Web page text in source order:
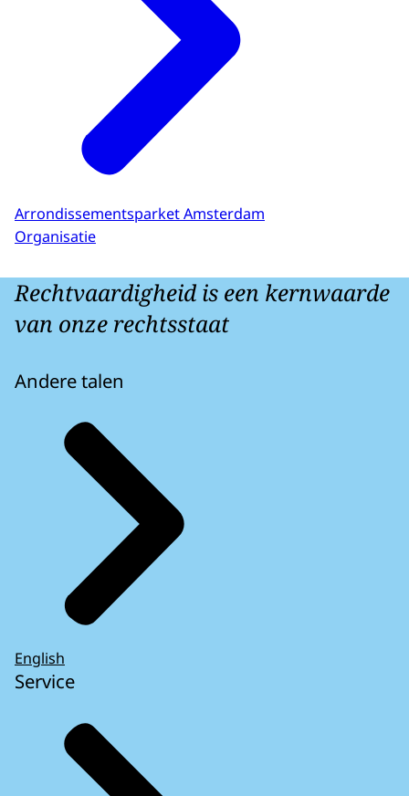
Arrondissementsparket Amsterdam
Organisatie
Rechtvaardigheid is een kernwaarde
van onze rechtsstaat
Andere talen
English
Service